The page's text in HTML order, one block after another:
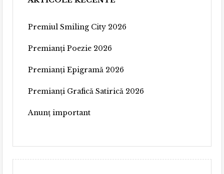
Premiul Smiling City 2026
Premianți Poezie 2026
Premianți Epigramă 2026
Premianți Grafică Satirică 2026
Anunț important